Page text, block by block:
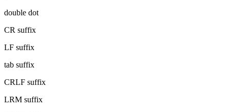
double dot
CR suffix
LF suffix
tab suffix
CRLF suffix
LRM suffix